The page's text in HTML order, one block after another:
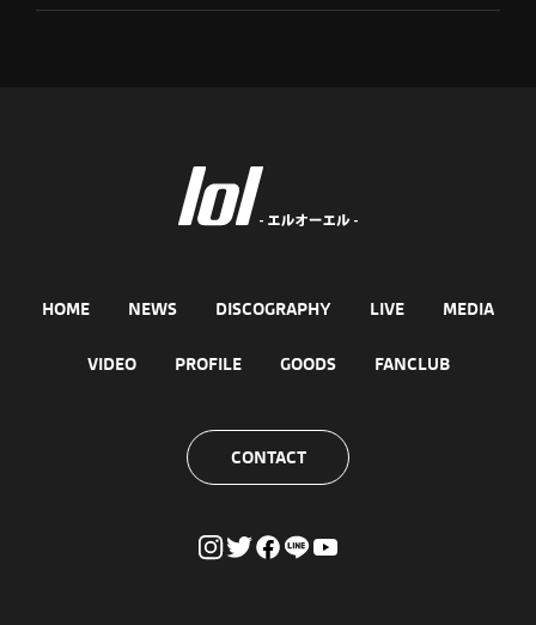
HOME NEWS DISCOGRAPHY LIVE MEDIA
VIDEO PROFILE GOODS FANCLUB
CONTACT